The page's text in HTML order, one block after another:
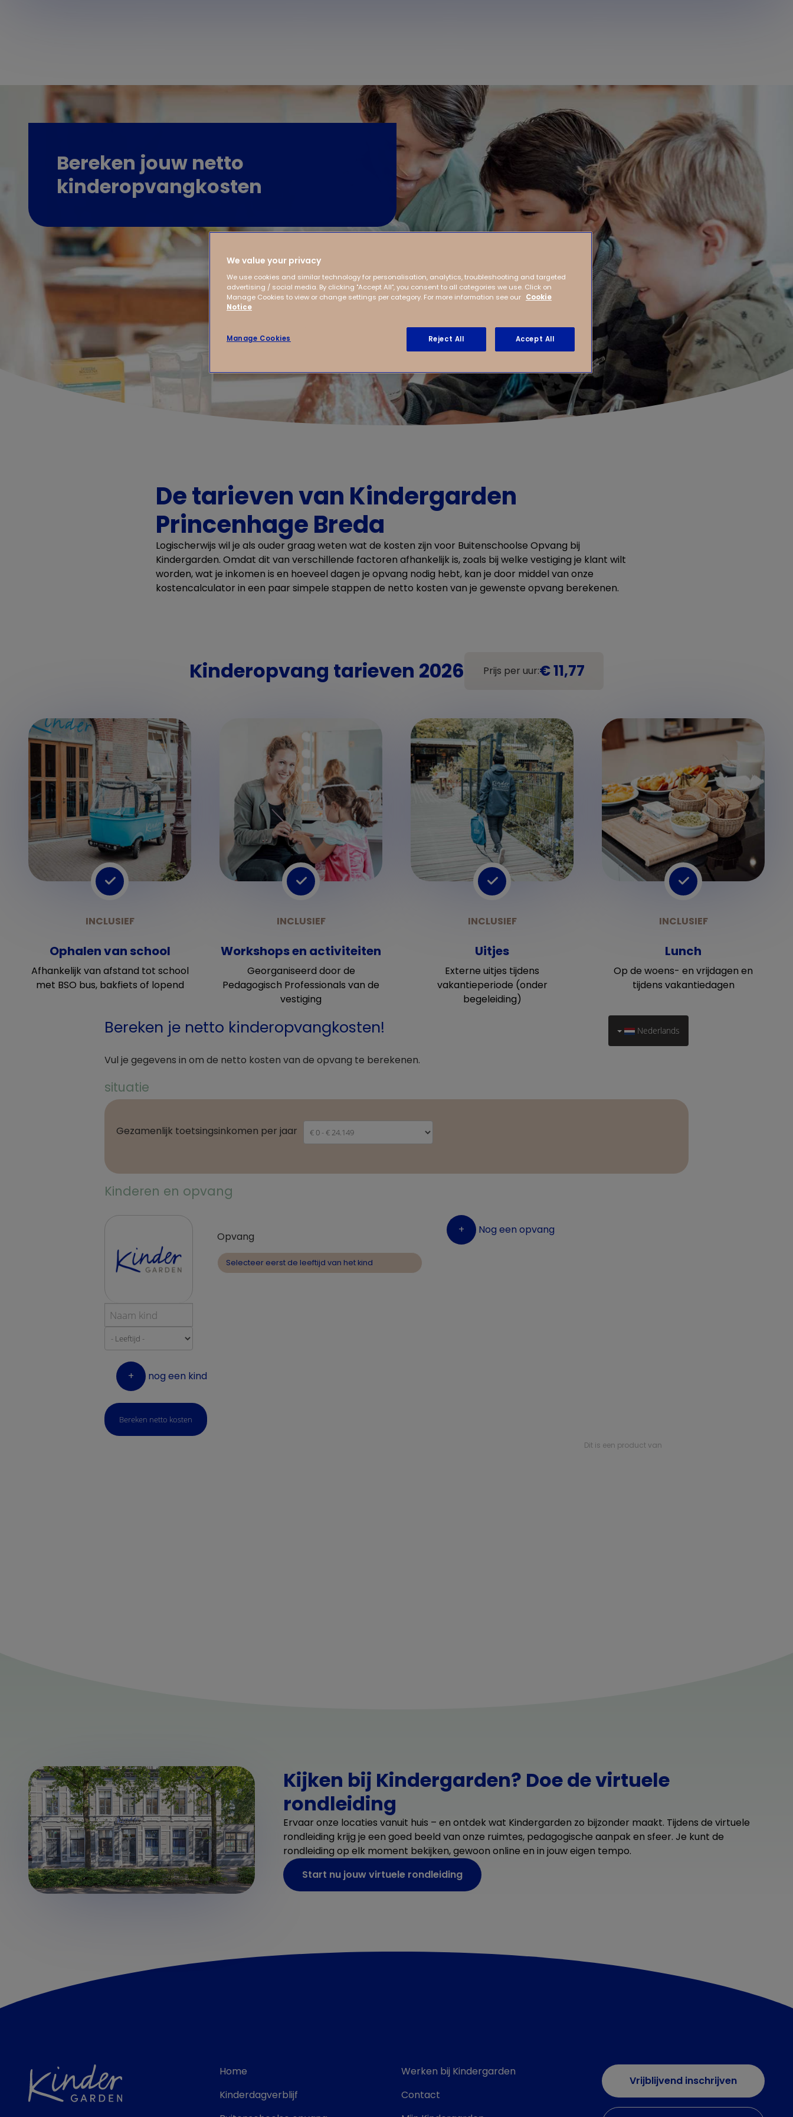
Bereken jouw netto
kinderopvangkosten
De tarieven van Kindergarden
Princenhage Breda
Logischerwijs wil je als ouder graag weten wat de kosten zijn voor Buitenschoolse Opvang bij
Kindergarden. Omdat dit van verschillende factoren afhankelijk is, zoals bij welke vestiging je klant wilt
worden, wat je inkomen is en hoeveel dagen je opvang nodig hebt, kan je door middel van onze
kostencalculator in een paar simpele stappen de netto kosten van je gewenste opvang berekenen.
Kinderopvang tarieven 2026 Prijs per uur:€ 11,77
Ophalen van school
Afhankelijk van afstand tot school
met BSO bus, bakfiets of lopend
Workshops en activiteiten
Georganiseerd door de
Pedagogisch Professionals van de
vestiging
Uitjes
Externe uitjes tijdens
vakantieperiode (onder
begeleiding)
Lunch
Op de woens- en vrijdagen en
tijdens vakantiedagen
Kijken bij Kindergarden? Doe de virtuele
rondleiding
Ervaar onze locaties vanuit huis – en ontdek wat Kindergarden zo bijzonder maakt. Tijdens de virtuele
rondleiding krijg je een goed beeld van onze ruimtes, pedagogische aanpak en sfeer. Je kunt de
rondleiding op elk moment bekijken, gewoon online en in jouw eigen tempo.
Start nu jouw virtuele rondleiding
Home
Kinderdagverblijf
Werken bij Kindergarden
Contact
Vrijblijvend inschrijven
We value your privacy
We use cookies and similar technology for personalisation, analytics, troubleshooting and targeted
advertising / social media. By clicking "Accept All", you consent to all categories we use. Click on
Manage Cookies to view or change settings per category. For more information see our Cookie
Notice
Manage Cookies Reject All Accept All